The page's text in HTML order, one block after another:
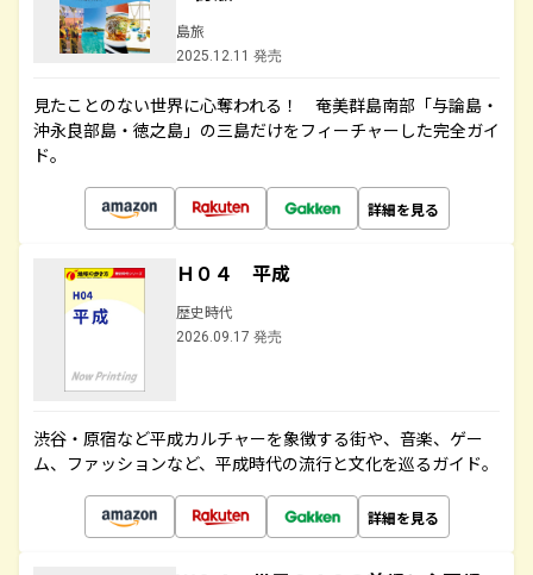
島旅
2025.12.11 発売
見たことのない世界に心奪われる！ 奄美群島南部「与論島・
沖永良部島・徳之島」の三島だけをフィーチャーした完全ガイ
ド。
詳細を見る
Ｈ０４ 平成
歴史時代
2026.09.17 発売
渋谷・原宿など平成カルチャーを象徴する街や、音楽、ゲー
ム、ファッションなど、平成時代の流行と文化を巡るガイド。
詳細を見る